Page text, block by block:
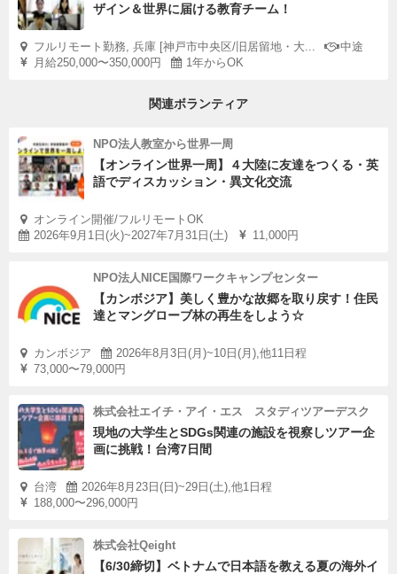
ザイン＆世界に届ける教育チーム！
フルリモート勤務, 兵庫 [神戸市中央区/旧居留地・大...
中途
月給250,000〜350,000円
1年からOK
関連ボランティア
NPO法人教室から世界一周
【オンライン世界一周】４大陸に友達をつくる・英
語でディスカッション・異文化交流
オンライン開催/フルリモートOK
2026年9月1日(火)~2027年7月31日(土)
11,000円
NPO法人NICE国際ワークキャンプセンター
【カンボジア】美しく豊かな故郷を取り戻す！住民
達とマングローブ林の再生をしよう☆
カンボジア
2026年8月3日(月)~10日(月),他11日程
73,000〜79,000円
株式会社エイチ・アイ・エス スタディツアーデスク
現地の大学生とSDGs関連の施設を視察しツアー企
画に挑戦！台湾7日間
台湾
2026年8月23日(日)~29日(土),他1日程
188,000〜296,000円
株式会社Qeight
【6/30締切】ベトナムで日本語を教える夏の海外イ